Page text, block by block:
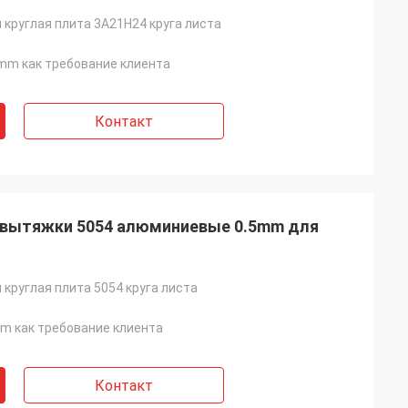
плита 3A21H24 круга листа
как требование клиента
Контакт
вытяжки 5054 алюминиевые 0.5mm для
плита 5054 круга листа
как требование клиента
Контакт